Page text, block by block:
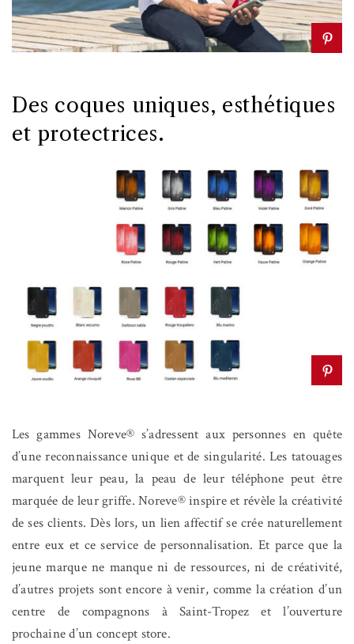
Des coques uniques, esthétiques
et protectrices.
Les gammes Noreve® s’adressent aux personnes en quête
d’une reconnaissance unique et de singularité. Les tatouages
marquent leur peau, la peau de leur téléphone peut être
marquée de leur griffe. Noreve® inspire et révèle la créativité
de ses clients. Dès lors, un lien affectif se crée naturellement
entre eux et ce service de personnalisation. Et parce que la
jeune marque ne manque ni de ressources, ni de créativité,
d’autres projets sont encore à venir, comme la création d’un
centre de compagnons à Saint-Tropez et l’ouverture
prochaine d’un concept store.